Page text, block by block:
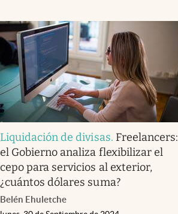
Liquidación de divisas. Freelancers:
el Gobierno analiza flexibilizar el
cepo para servicios al exterior,
¿cuántos dólares suma?
Belén Ehuletche